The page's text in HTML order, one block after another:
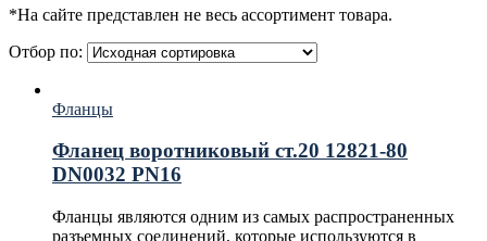
*На сайте представлен не весь ассортимент товара.
Отбор по:
Фланцы
Фланец воротниковый ст.20 12821-80
DN0032 PN16
Фланцы являются одним из самых распространенных
разъемных соединений, которые используются в